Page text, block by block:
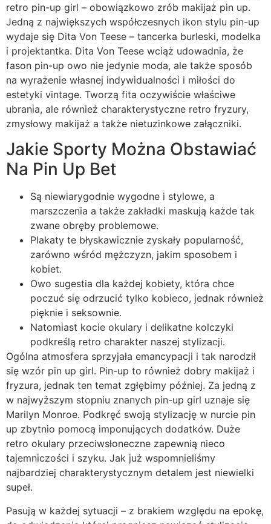
retro pin-up girl – obowiązkowo zrób makijaż pin up.
Jedną z największych współczesnych ikon stylu pin-up
wydaje się Dita Von Teese – tancerka burleski, modelka
i projektantka. Dita Von Teese wciąż udowadnia, że
fason pin-up owo nie jedynie moda, ale także sposób
na wyrażenie własnej indywidualności i miłości do
estetyki vintage. Tworzą fita oczywiście właściwe
ubrania, ale również charakterystyczne retro fryzury,
zmysłowy makijaż a także nietuzinkowe załączniki.
Jakie Sporty Można Obstawiać
Na Pin Up Bet
Są niewiarygodnie wygodne i stylowe, a
marszczenia a także zakładki maskują każde tak
zwane obręby problemowe.
Plakaty te błyskawicznie zyskały popularność,
zarówno wśród mężczyzn, jakim sposobem i
kobiet.
Owo sugestia dla każdej kobiety, która chce
poczuć się odrzucić tylko kobieco, jednak również
pięknie i seksownie.
Natomiast kocie okulary i delikatne kolczyki
podkreślą retro charakter naszej stylizacji.
Ogólna atmosfera sprzyjała emancypacji i tak narodził
się wzór pin up girl. Pin-up to również dobry makijaż i
fryzura, jednak ten temat zgłębimy później. Za jedną z
w najwyższym stopniu znanych pin-up girl uznaje się
Marilyn Monroe. Podkręć swoją stylizację w nurcie pin
up zbytnio pomocą imponujących dodatków. Duże
retro okulary przeciwsłoneczne zapewnią nieco
tajemniczości i szyku. Jak już wspomnieliśmy
najbardziej charakterystycznym detalem jest niewielki
supeł.
Pasują w każdej sytuacji – z brakiem względu na epokę,